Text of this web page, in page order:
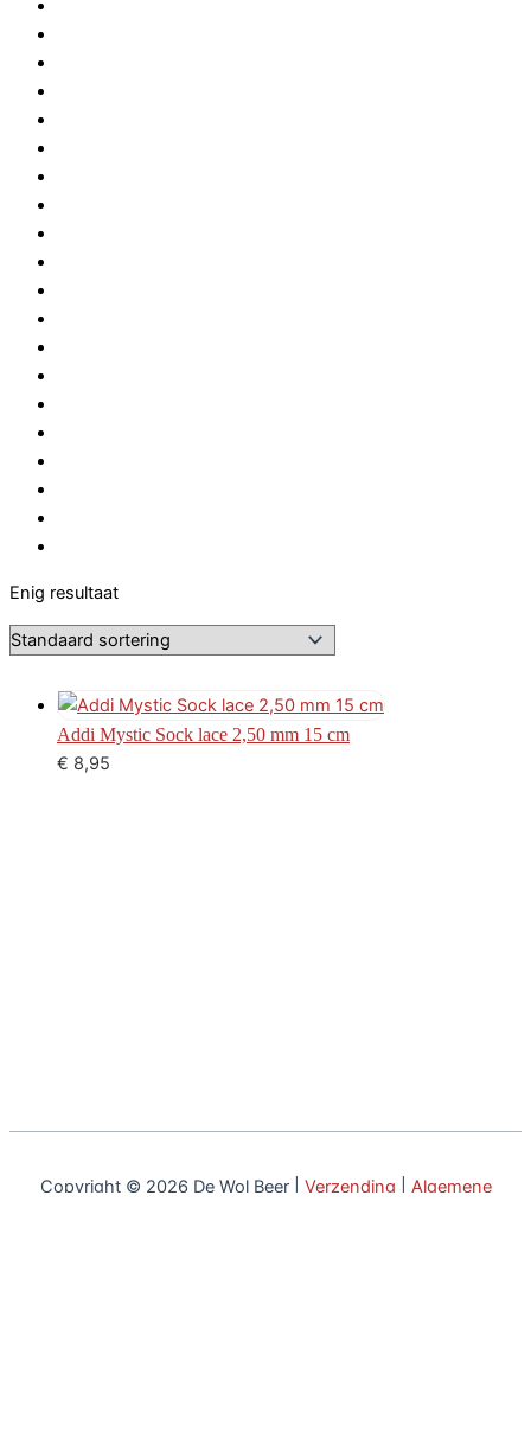
Enig resultaat
Addi Mystic Sock lace 2,50 mm 15 cm
€ 8,95
Copyright © 2026 De Wol Beer | Verzending
Algemene